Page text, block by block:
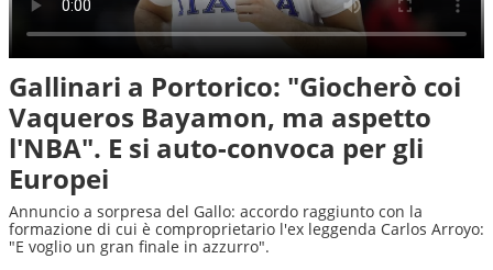
Gallinari a Portorico: "Giocherò coi
Vaqueros Bayamon, ma aspetto
l'NBA". E si auto-convoca per gli
Europei
Annuncio a sorpresa del Gallo: accordo raggiunto con la
formazione di cui è comproprietario l'ex leggenda Carlos Arroyo:
"E voglio un gran finale in azzurro".